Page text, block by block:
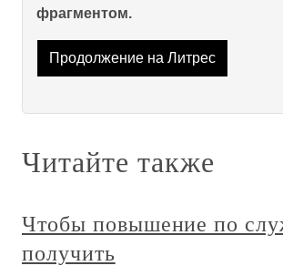
фрагментом.
Продолжение на Литрес
Читайте также
Чтобы повышение по
получить